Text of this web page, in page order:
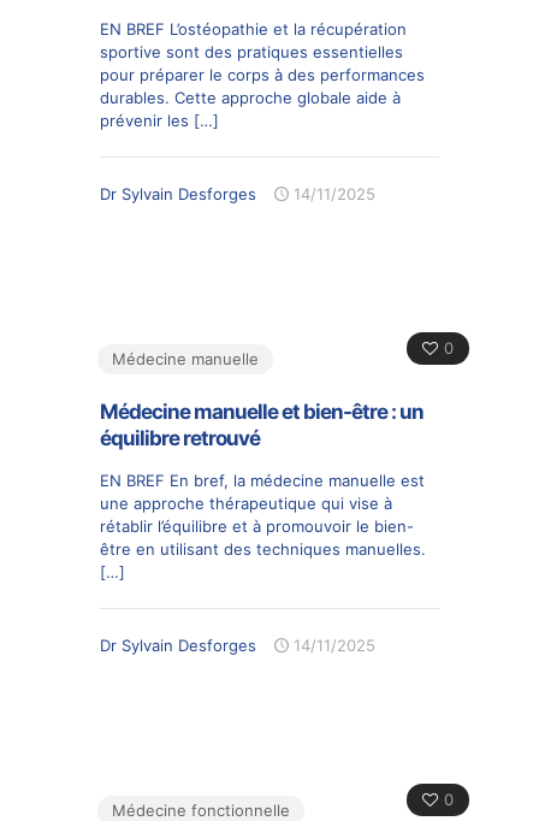
EN BREF L’ostéopathie et la récupération
sportive sont des pratiques essentielles
pour préparer le corps à des performances
durables. Cette approche globale aide à
prévenir les […]
Dr Sylvain Desforges 14/11/2025
0
Médecine manuelle
Médecine manuelle et bien-être : un
équilibre retrouvé
EN BREF En bref, la médecine manuelle est
une approche thérapeutique qui vise à
rétablir l’équilibre et à promouvoir le bien-
être en utilisant des techniques manuelles.
[…]
Dr Sylvain Desforges 14/11/2025
0
Médecine fonctionnelle